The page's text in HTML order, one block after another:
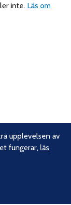
inte. Läs om
upplevelsen av
fungerar,läs